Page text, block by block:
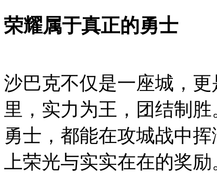
荣耀属于真正的勇士
沙巴克不仅是一座城，
里，实力为王，团结制
勇士，都能在攻城战中
上荣光与实实在在的奖励